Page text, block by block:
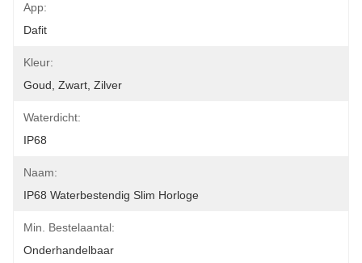
App:
Dafit
Kleur:
Goud, Zwart, Zilver
Waterdicht:
IP68
Naam:
IP68 Waterbestendig Slim Horloge
Min. Bestelaantal:
Onderhandelbaar